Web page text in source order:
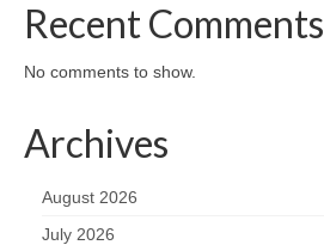
Recent Comments
No comments to show.
Archives
August 2026
July 2026